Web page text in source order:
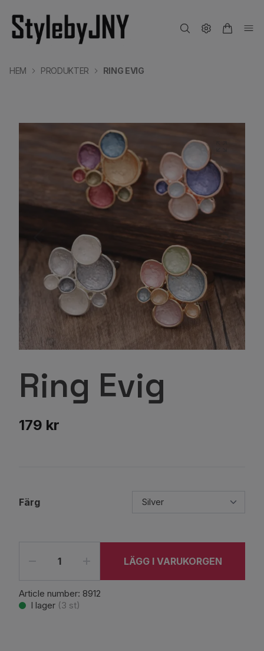
HEM PRODUKTER RING EVIG
Ring Evig
179 kr
Färg
LÄGG I VARUKORGEN
Article number: 8912
I lager (3 st)